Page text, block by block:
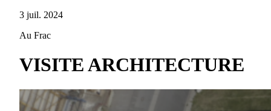
3 juil. 2024
Au Frac
VISITE ARCHITECTURE